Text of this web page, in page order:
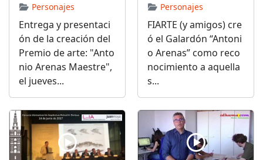
Personajes
Entrega y presentaci
ón de la creación del
Premio de arte: "Anto
nio Arenas Maestre",
el jueves...
Personajes
FIARTE (y amigos) cre
ó el Galardón “Antoni
o Arenas” como reco
nocimiento a aquella
s...